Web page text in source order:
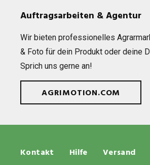
Auftragsarbeiten & Agentur
Wir bie­ten pro­fes­sio­nel­les
& Foto für dein Pro­dukt oder deine
Sprich uns gerne an!
AGRIMOTION.COM
Kontakt Hilfe
Versand